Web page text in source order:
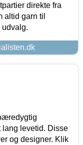
direkte fra
altid garn til
udvalg.
lang levetid. Disse
og designer. Klik